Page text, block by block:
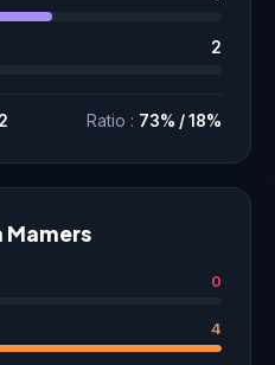
2
2 Ratio : 73% / 18%
Mamers
0
4